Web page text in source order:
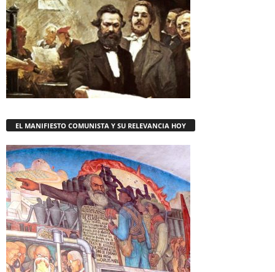
EL MANIFIESTO COMUNISTA Y SU RELEVANCIA HOY